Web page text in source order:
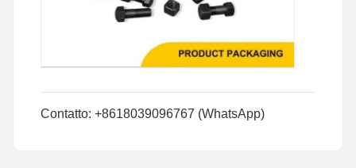
Contatto: +8618039096767 (WhatsApp)